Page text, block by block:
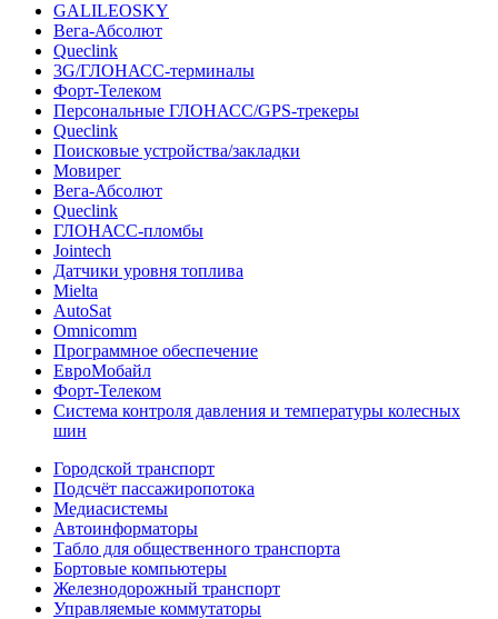
GALILEOSKY
Вега-Абсолют
Queclink
3G/ГЛОНАСС-терминалы
Форт-Телеком
Персональные ГЛОНАСС/GPS-трекеры
Queclink
Поисковые устройства/закладки
Мовирег
Вега-Абсолют
Queclink
ГЛОНАСС-пломбы
Jointech
Датчики уровня топлива
Mielta
AutoSat
Omnicomm
Программное обеспечение
ЕвроМобайл
Форт-Телеком
Система контроля давления и температуры колесных
шин
Городской транспорт
Подсчёт пассажиропотока
Медиасистемы
Автоинформаторы
Табло для общественного транспорта
Бортовые компьютеры
Железнодорожный транспорт
Управляемые коммутаторы